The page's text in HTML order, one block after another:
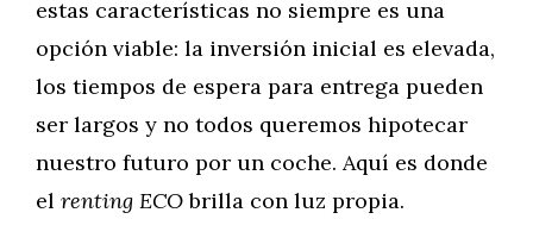
estas características no siempre es una
opción viable: la inversión inicial es elevada,
los tiempos de espera para entrega pueden
ser largos y no todos queremos hipotecar
nuestro futuro por un coche. Aquí es donde
el renting ECObrilla con luz propia.